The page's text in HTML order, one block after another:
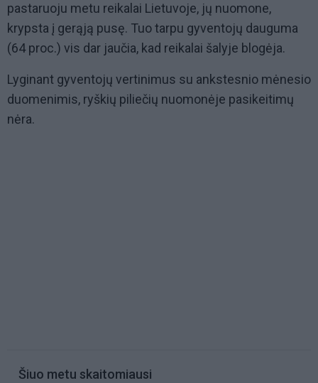
pastaruoju metu reikalai Lietuvoje, jų nuomone,
krypsta į gerąją pusę. Tuo tarpu gyventojų dauguma
(64 proc.) vis dar jaučia, kad reikalai šalyje blogėja.
Lyginant gyventojų vertinimus su ankstesnio mėnesio
duomenimis, ryškių piliečių nuomonėje pasikeitimų
nėra.
Šiuo metu skaitomiausi